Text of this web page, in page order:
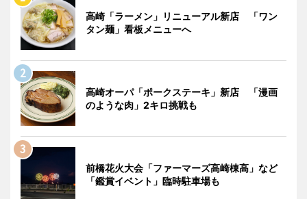
高崎「ラーメン」リニューアル新店 「ワン
タン麺」看板メニューへ
高崎オーパ「ポークステーキ」新店 「漫画
のような肉」2キロ挑戦も
前橋花火大会「ファーマーズ高崎棟高」など
「鑑賞イベント」臨時駐車場も